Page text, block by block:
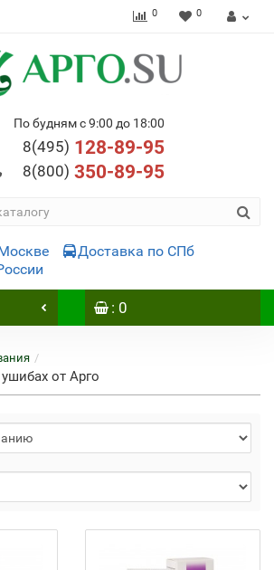
0 0
По будням с 9:00 до 18:00
8(495) 128-89-95
8(800) 350-89-95
Доставка по СПб
: 0
от Арго